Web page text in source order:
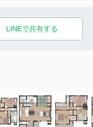
LINEで共有する